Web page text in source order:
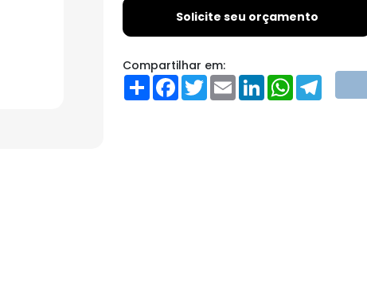
Solicite seu orçamento
Compartilhar em:
ShareFacebook
TwitterEmailLinkedInWhatsApp